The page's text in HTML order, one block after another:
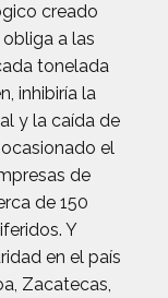
creado
a las
tonelada
inhibiría la
y la caída de
el
de
de 150
Y
en el país
Zacatecas,